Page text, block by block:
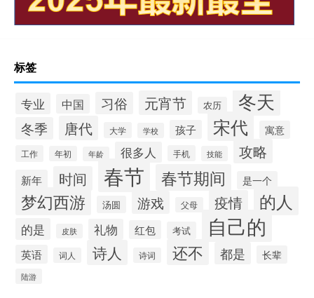
标签
专业 中国 习俗 元宵节 农历 冬天
冬季 唐代 大学 学校 孩子 宋代 寓意
工作 年初 年龄 很多人 手机 技能 攻略
新年 时间 春节 春节期间 是一个
梦幻西游 汤圆 游戏 父母 疫情 的人
的是 皮肤 礼物 红包 考试 自己的
英语 词人 诗人 诗词 还不 都是 长辈
陆游